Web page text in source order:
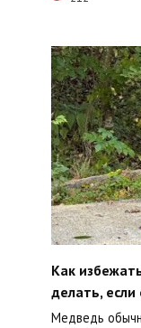
Как
делать,
Медведь